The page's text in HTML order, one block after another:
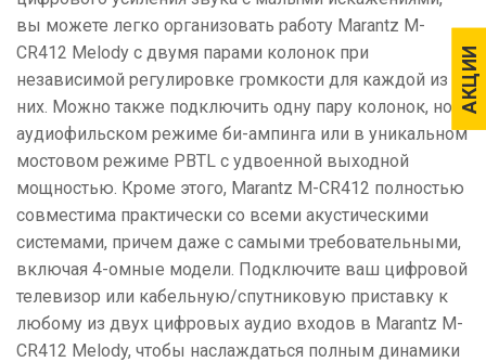
АКЦИИ
АКЦИИ
вы можете легко организовать работу Marantz M-
CR412 Melody с двумя парами колонок при
независимой регулировке громкости для каждой из
них. Можно также подключить одну пару колонок, но в
аудиофильском режиме би-ампинга или в уникальном
мостовом режиме PBTL с удвоенной выходной
мощностью. Кроме этого, Marantz M-CR412 полностью
совместима практически со всеми акустическими
системами, причем даже с самыми требовательными,
включая 4-омные модели. Подключите ваш цифровой
телевизор или кабельную/спутниковую приставку к
любому из двух цифровых аудио входов в Marantz M-
CR412 Melody, чтобы наслаждаться полным динамики